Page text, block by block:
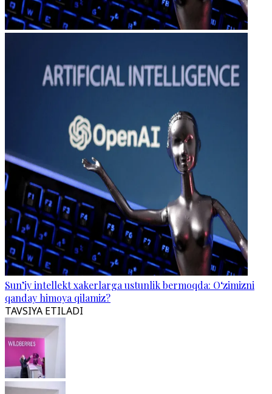
Sun’iy intellekt xakerlarga ustunlik bermoqda: O‘zimizni
qanday himoya qilamiz?
TAVSIYA ETILADI